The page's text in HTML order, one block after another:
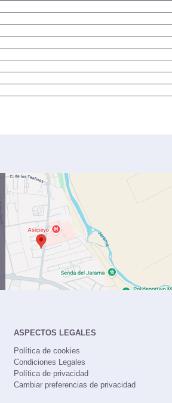
ASPECTOS LEGALES
Política de cookies
Condiciones Legales
Política de privacidad
Cambiar preferencias de privacidad